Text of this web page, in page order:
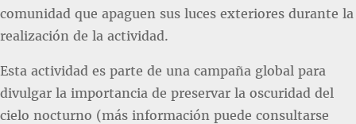
comunidad que apaguen sus luces exteriores durante la
realización de la actividad.
Esta actividad es parte de una campaña global para
divulgar la importancia de preservar la oscuridad del
cielo nocturno (más información puede consultarse